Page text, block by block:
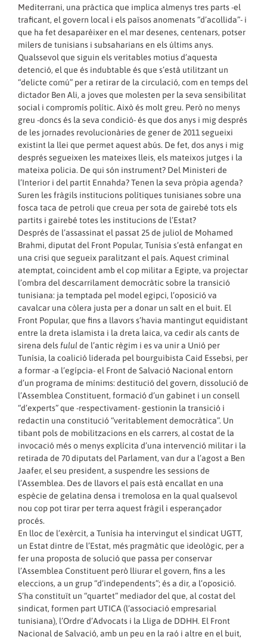
Mediterrani, una pràctica que implica almenys tres parts -el
traficant, el govern local i els països anomenats “d’acollida”- i
que ha fet desaparèixer en el mar desenes, centenars, potser
milers de tunisians i subsaharians en els últims anys.
Qualssevol que siguin els veritables motius d’aquesta
detenció, el que és indubtable és que s’està utilitzant un
“delicte comú” per a retirar de la circulació, com en temps del
dictador Ben Ali, a joves que molesten per la seva sensibilitat
social i compromís polític. Això és molt greu. Però no menys
greu -doncs és la seva condició- és que dos anys i mig després
de les jornades revolucionàries de gener de 2011 segueixi
existint la llei que permet aquest abús. De fet, dos anys i mig
després segueixen les mateixes lleis, els mateixos jutges i la
mateixa policia. De qui són instrument? Del Ministeri de
l’Interior i del partit Ennahda? Tenen la seva pròpia agenda?
Suren les fràgils institucions polítiques tunisianes sobre una
fosca taca de petroli que creua per sota de gairebé tots els
partits i gairebé totes les institucions de l’Estat?
Després de l’assassinat el passat 25 de juliol de Mohamed
Brahmi, diputat del Front Popular, Tunísia s’està enfangat en
una crisi que segueix paralitzant el país. Aquest criminal
atemptat, coincident amb el cop militar a Egipte, va projectar
l’ombra del descarrilament democràtic sobre la transició
tunisiana: ja temptada pel model egipci, l’oposició va
cavalcar una còlera justa per a donar un salt en el buit. El
Front Popular, que fins a llavors s’havia mantingut equidistant
entre la dreta islamista i la dreta laica, va cedir als cants de
sirena dels fulul de l’antic règim i es va unir a Unió per
Tunísia, la coalició liderada pel bourguibista Caid Essebsi, per
a formar -a l’egípcia- el Front de Salvació Nacional entorn
d’un programa de mínims: destitució del govern, dissolució de
l’Assemblea Constituent, formació d’un gabinet i un consell
“d’experts” que -respectivament- gestionin la transició i
redactin una constitució “veritablement democràtica”. Un
tibant pols de mobilitzacions en els carrers, al costat de la
invocació més o menys explícita d’una intervenció militar i la
retirada de 70 diputats del Parlament, van dur a l’agost a Ben
Jaafer, el seu president, a suspendre les sessions de
l’Assemblea. Des de llavors el país està encallat en una
espècie de gelatina densa i tremolosa en la qual qualsevol
nou cop pot tirar per terra aquest fràgil i esperançador
procés.
En lloc de l’exèrcit, a Tunísia ha intervingut el sindicat UGTT,
un Estat dintre de l’Estat, més pragmàtic que ideològic, per a
fer una proposta de solució que passa per conservar
l’Assemblea Constituent però lliurar el govern, fins a les
eleccions, a un grup “d’independents”; és a dir, a l’oposició.
S’ha constituït un “quartet” mediador del que, al costat del
sindicat, formen part UTICA (l’associació empresarial
tunisiana), l’Ordre d’Advocats i la Lliga de DDHH. El Front
Nacional de Salvació, amb un peu en la raó i altre en el buit,